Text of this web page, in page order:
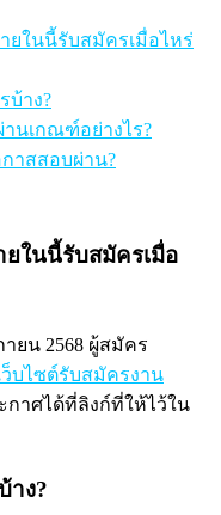
ยในนี้รับสมัครเมื่อไหร่
บ้าง?
นเกณฑ์อย่างไร?
กาสสอบผ่าน?
ในนี้รับสมัครเมื่อ
ยน 2568 ผู้สมัคร
ว็บไซต์รับสมัครงาน
กาศได้ที่ลิงก์ที่ให้ไว้ใน
าง?